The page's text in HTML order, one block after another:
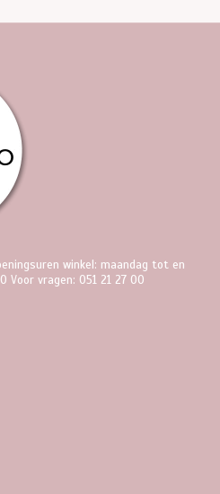
winkel: maandag tot en
vragen: 051 21 27 00